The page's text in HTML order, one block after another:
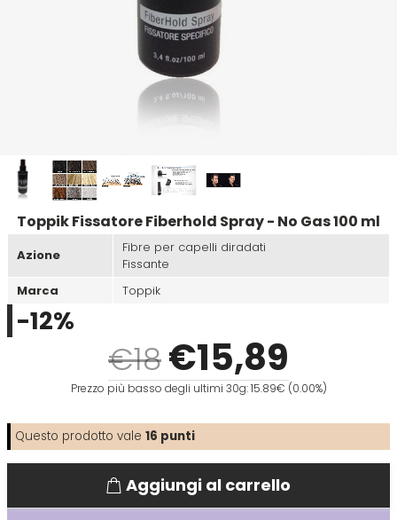
Astra
Aurore
Colorpack
Cosmethic
D
Davines
Depot
Directions
Eksperience
Elios
Emulsioni Ossidanti
Emulsioni Permanenti
Toppik Fissatore Fiberhold Spray - No Gas 100 ml
Azione
Fibre per capelli diradati
Fissante
Marca
Toppik
€18€15,89
-12%
Prezzo più basso degli ultimi 30g: 15.89€ (0.00%)
Questo prodotto vale 16 punti
Aggiungi al carrello